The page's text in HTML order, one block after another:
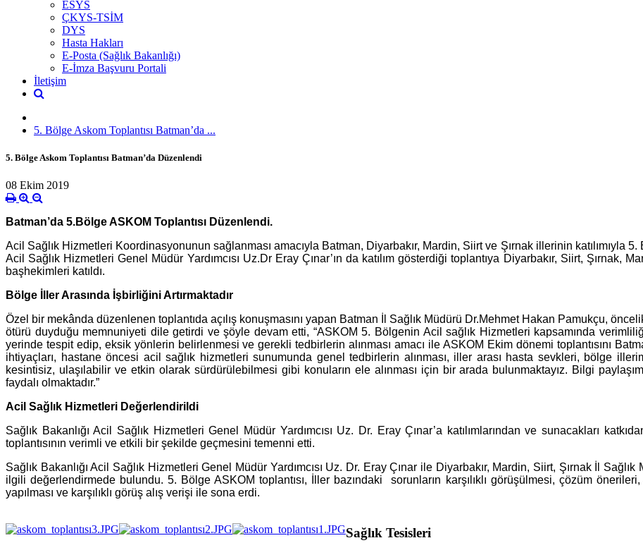
ESYS
ÇKYS-TSİM
DYS
Hasta Hakları
E-Posta (Sağlık Bakanlığı)
E-İmza Başvuru Portali
İletişim
5. Bölge Askom Toplantısı Batman’da ...
5. Bölge Askom Toplantısı Batman’da Düzenlendi
08 Ekim 2019
Batman’da 5.Bölge ASKOM Toplantısı Düzenlendi.
Acil Sağlık Hizmetleri Koordinasyonunun sağlanması amacıyla Batman, Diyarbakır, Mardin, Siirt ve Şırnak illerinin katılımıyla 5.
Acil Sağlık Hizmetleri Genel Müdür Yardımcısı Uz.Dr Eray Çınar’ın da katılım gösterdiği toplantıya Diyarbakır, Siirt,
başhekimleri katıldı.
Bölge İller Arasında İşbirliğini Artırmaktadır
Özel bir mekânda düzenlenen toplantıda açılış konuşmasını yapan Batman İl Sağlık Müdürü Dr.Mehmet Hakan Pamukçu,
ötürü duyduğu memnuniyeti dile getirdi ve şöyle devam etti, “ASKOM 5. Bölgenin Acil sağlık Hizmetleri kapsamında
yerinde tespit edip, eksik yönlerin belirlenmesi ve gerekli tedbirlerin alınması amacı ile ASKOM Ekim dönemi toplantısını
ihtiyaçları, hastane öncesi acil sağlık hizmetleri sunumunda genel tedbirlerin alınması, iller arası hasta sevkleri, bölge
kesintisiz, ulaşılabilir ve etkin olarak sürdürülebilmesi gibi konuların ele alınması için bir arada bulunmaktayız. Bilgi
faydalı olmaktadır.”
Acil Sağlık Hizmetleri Değerlendirildi
Sağlık Bakanlığı Acil Sağlık Hizmetleri Genel Müdür Yardımcısı Uz. Dr. Eray Çınar’a katılımlarından ve sunacakları
toplantısının verimli ve etkili bir şekilde geçmesini temenni etti.
Sağlık Bakanlığı Acil Sağlık Hizmetleri Genel Müdür Yardımcısı Uz. Dr. Eray Çınar ile Diyarbakır, Mardin, Siirt, Şırnak İl
ilgili değerlendirmede bulundu. 5. Bölge ASKOM toplantısı, İller bazındaki sorunların karşılıklı görüşülmesi, çözüm
yapılması ve karşılıklı görüş alış verişi ile sona erdi.
Sağlık Tesisleri